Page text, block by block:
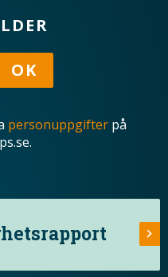
personuppgifterpå